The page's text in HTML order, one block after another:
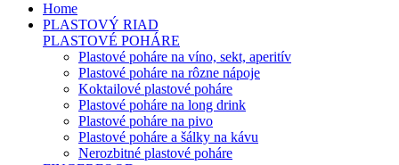
Home
PLASTOVÝ RIAD
PLASTOVÉ POHÁRE
Plastové poháre na víno, sekt, aperitív
Plastové poháre na rôzne nápoje
Koktailové plastové poháre
Plastové poháre na long drink
Plastové poháre na pivo
Plastové poháre a šálky na kávu
Nerozbitné plastové poháre